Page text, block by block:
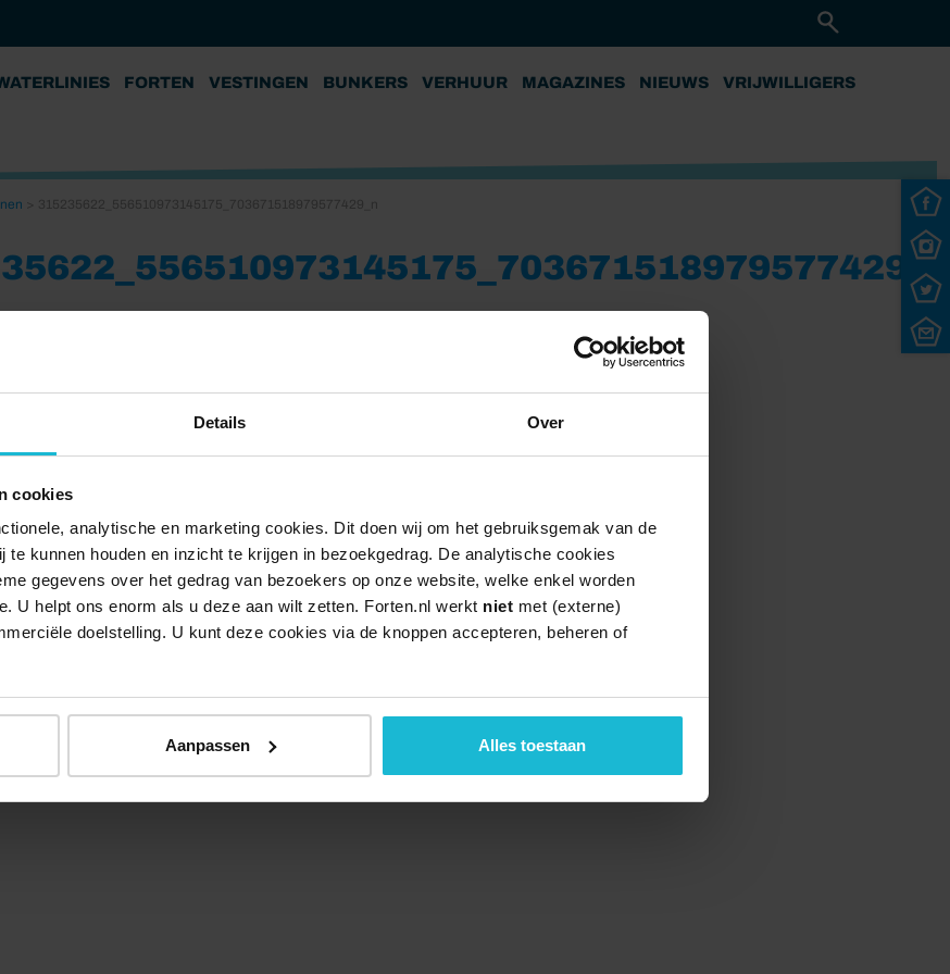
Details Over
cookies
analytische en marketing cookies. Dit doen wij om het gebruiksgemak van de
te kunnen houden en inzicht te krijgen in bezoekgedrag. De analytische cookies
gegevens over het gedrag van bezoekers op onze website, welke enkel worden
U helpt ons enorm als u deze aan wilt zetten. Forten.nl werkt niet met (externe)
doelstelling. U kunt deze cookies via de knoppen accepteren, beheren of
Aanpassen Alles toestaan
FORTEN VESTINGEN BUNKERS VERHUUR MAGAZINES NIEUWS VRIJWILLIGERS
ons Doneer nu Disclaimer Contact Forten.nl wordt ondersteund door de